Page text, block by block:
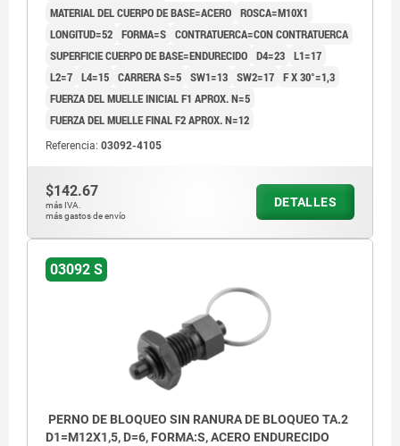
MATERIAL DEL CUERPO DE BASE=ACERO ROSCA=M10X1
LONGITUD=52 FORMA=S CONTRATUERCA=CON CONTRATUERCA
SUPERFICIE CUERPO DE BASE=ENDURECIDO D4=23 L1=17
L2=7 L4=15 CARRERA S=5 SW1=13 SW2=17 F X 30°=1,3
FUERZA DEL MUELLE INICIAL F1 APROX. N=5
FUERZA DEL MUELLE FINAL F2 APROX. N=12
Referencia: 03092-4105
$142.67
más IVA.
más gastos de envío
DETALLES
03092 S
PERNO DE BLOQUEO SIN RANURA DE BLOQUEO TA.2
D1=M12X1,5, D=6, FORMA:S, ACERO ENDURECIDO